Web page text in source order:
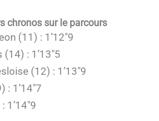
chronos sur le parcours
(11) : 1’12″9
: 1’13″5
(12) : 1’13″9
: 1’14″7
1’14″9